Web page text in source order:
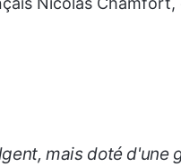
mais doté d'une